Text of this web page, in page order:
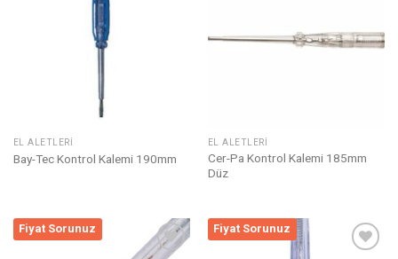
EL ALETLERI
Bay-Tec Kontrol Kalemi 190mm
EL ALETLERI
Cer-Pa Kontrol Kalemi 185mm
Düz
Fiyat Sorunuz Fiyat Sorunuz